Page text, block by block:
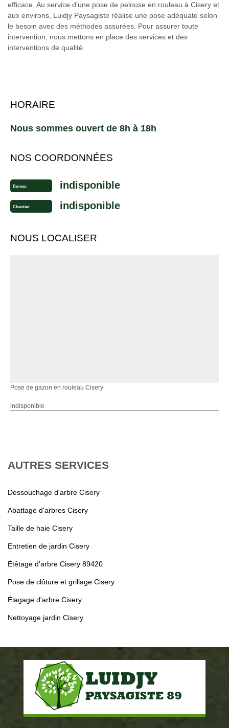
efficace. Au service d’une pose de pelouse en rouleau à Cisery et
aux environs, Luidjy Paysagiste réalise une pose adéquate selon
le besoin avec des méthodes assurées. Pour assurer toute
intervention, nous mettons en place des services et des
interventions de qualité.
HORAIRE
Nous sommes ouvert de 8h à 18h
NOS COORDONNÉES
Bureau indisponible
Chantier indisponible
NOUS LOCALISER
Pose de gazon en rouleau Cisery
indisponible
AUTRES SERVICES
Dessouchage d'arbre Cisery
Abattage d'arbres Cisery
Taille de haie Cisery
Entretien de jardin Cisery
Étêtage d'arbre Cisery 89420
Pose de clôture et grillage Cisery
Élagage d'arbre Cisery
Nettoyage jardin Cisery